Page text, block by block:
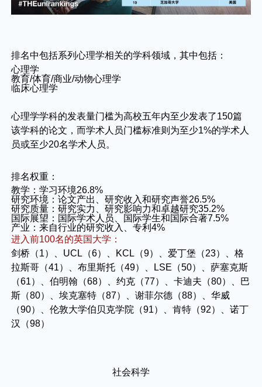
排名中包括系列心理学相关的学科领域，其中包括：
心理学
教育/体育/商业/动物心理学
临床心理学
心理学学科的发表量门槛为高校五年内至少发表了150篇
该学科的论文，而学术人员门槛标准则为至少1%的学术人
员或至少20名学术人员。
排名权重：
教学：学习环境26.8%
研究环境：论文产出、研究收入和研究声誉26.5%
研究质量：研究实力、研究影响力和卓越研究35.2%
国际展望：国际学术人员、国际学生和国际合著7.5%
产业：来自行业的研究收入、专利4%
进入前100名的英国大学：
剑桥（1）、UCL（6）、KCL（9）、爱丁堡（23）、格
拉斯哥（41）、布里斯托（49）、LSE（50）、萨塞克斯
（61）、伯明翰（68）、约克（77）、卡迪夫（80）、巴
斯（80）、埃克塞特（87）、谢菲尔德（88）、华威
（90）、伦敦大学伯贝克学院（91）、肯特（92）、诺丁
汉（98）
社会科学